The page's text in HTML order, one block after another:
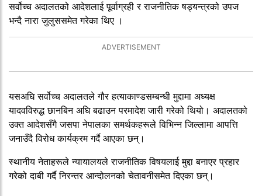
सर्वोच्च अदालतको आदेशलाई पूर्वाग्रही र राजनीतिक षड्यन्त्रको उपज
भन्दै नारा जुलुससमेत गरेका थिए ।
यसअघि सर्वोच्च अदालतले गौर हत्याकाण्डसम्बन्धी मुद्दामा अध्यक्ष
यादवविरुद्ध छानबिन अघि बढाउन परमादेश जारी गरेको थियो। अदालतको
उक्त आदेशसँगै जसपा नेपालका समर्थकहरूले विभिन्न जिल्लामा आपत्ति
जनाउँदै विरोध कार्यक्रम गर्दै आएका छन्।
स्थानीय नेताहरूले न्यायालयले राजनीतिक विषयलाई मुद्दा बनाएर प्रहार
गरेको दाबी गर्दै निरन्तर आन्दोलनको चेतावनीसमेत दिएका छन्।